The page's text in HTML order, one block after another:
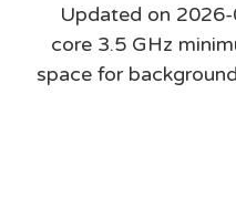
Updated on
core 3.5 GHz
space for